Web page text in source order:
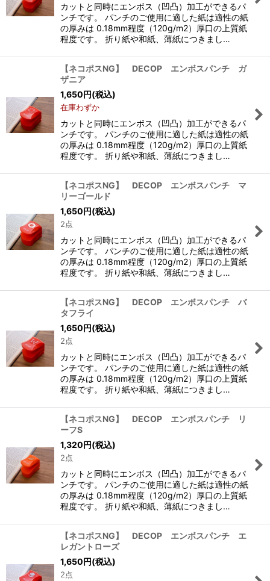
カットと同時にエンボス（凹凸）加工ができるパ
ンチです。 パンチのご使用に適した紙は適性の紙
の厚みは 0.18mm程度（120g/m2）厚口の上質紙
程度です。 折り紙や和紙、薄紙につきまし…
【ネコポスNG】 DECOP エンボスパンチ ガ
ザニア
1,650円(税込)
在庫わずか
カットと同時にエンボス（凹凸）加工ができるパ
ンチです。 パンチのご使用に適した紙は適性の紙
の厚みは 0.18mm程度（120g/m2）厚口の上質紙
程度です。 折り紙や和紙、薄紙につきまし…
【ネコポスNG】 DECOP エンボスパンチ マ
リーゴールド
1,650円(税込)
2点
カットと同時にエンボス（凹凸）加工ができるパ
ンチです。 パンチのご使用に適した紙は適性の紙
の厚みは 0.18mm程度（120g/m2）厚口の上質紙
程度です。 折り紙や和紙、薄紙につきまし…
【ネコポスNG】 DECOP エンボスパンチ バ
タフライ
1,650円(税込)
2点
カットと同時にエンボス（凹凸）加工ができるパ
ンチです。 パンチのご使用に適した紙は適性の紙
の厚みは 0.18mm程度（120g/m2）厚口の上質紙
程度です。 折り紙や和紙、薄紙につきまし…
【ネコポスNG】 DECOP エンボスパンチ リ
ーフS
1,320円(税込)
2点
カットと同時にエンボス（凹凸）加工ができるパ
ンチです。 パンチのご使用に適した紙は適性の紙
の厚みは 0.18mm程度（120g/m2）厚口の上質紙
程度です。 折り紙や和紙、薄紙につきまし…
【ネコポスNG】 DECOP エンボスパンチ エ
レガントローズ
1,650円(税込)
2点